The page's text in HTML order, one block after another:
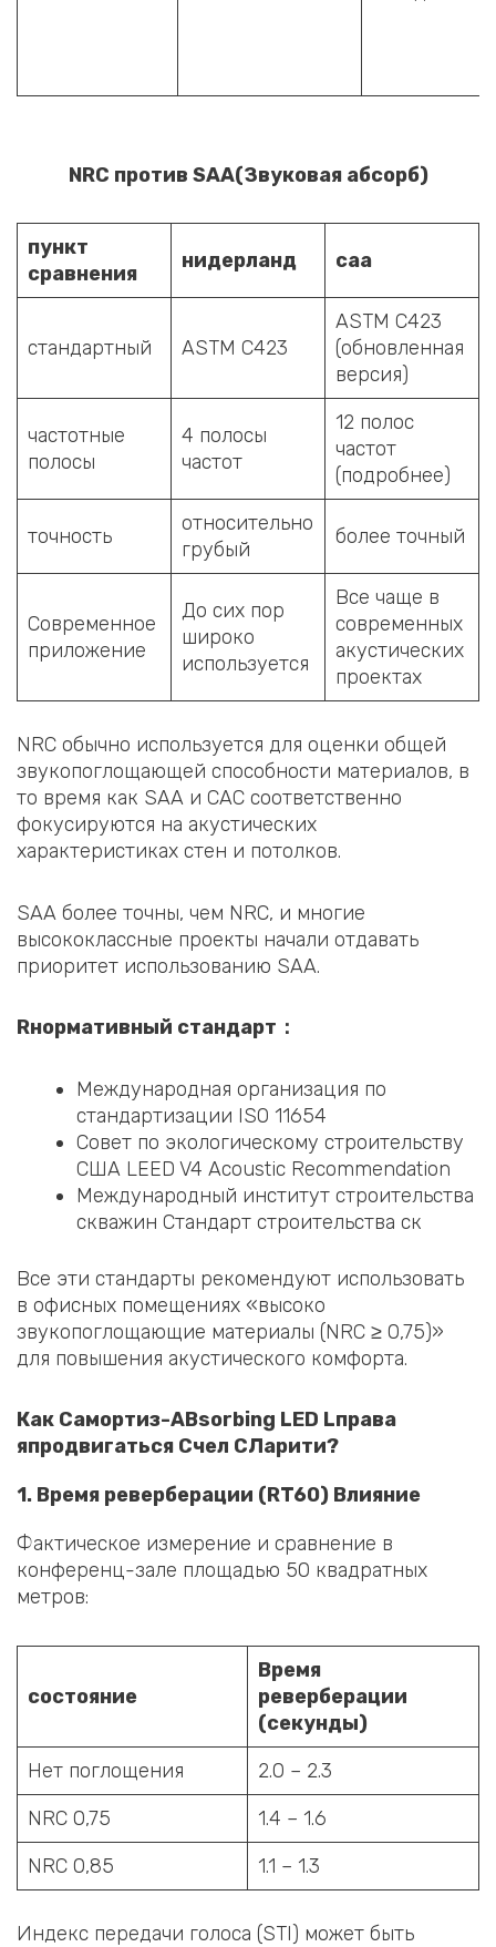
NRC против SAA(Звуковая абсорб)
пункт
сравнения
нидерланд саа
стандартный ASTM C423
ASTM C423
(обновленная
версия)
частотные
полосы
4 полосы
частот
12 полос
частот
(подробнее)
точность
относительно
грубый
более точный
Современное
приложение
До сих пор
широко
используется
Все чаще в
современных
акустических
проектах
NRC обычно используется для оценки общей
звукопоглощающей способности материалов, в
то время как SAA и CAC соответственно
фокусируются на акустических
характеристиках стен и потолков.
SAA более точны, чем NRC, и многие
высококлассные проекты начали отдавать
приоритет использованию SAA.
Rнормативный стандарт ：
Международная организация по
стандартизации ISO 11654
Совет по экологическому строительству
США LEED V4 Acoustic Recommendation
Международный институт строительства
скважин Стандарт строительства ск
Все эти стандарты рекомендуют использовать
в офисных помещениях «высоко
звукопоглощающие материалы (NRC ≥ 0,75)»
для повышения акустического комфорта.
Как Самортиз-ABsorbing LED Lправа
япродвигаться Счел CЛарити?
1. Время реверберации (RT60) Влияние
Фактическое измерение и сравнение в
конференц-зале площадью 50 квадратных
метров:
состояние
Время
реверберации
(секунды)
Нет поглощения
2.0 – 2.3
NRC 0,75
1.4 – 1.6
NRC 0,85
1.1 – 1.3
Индекс передачи голоса (STI) может быть